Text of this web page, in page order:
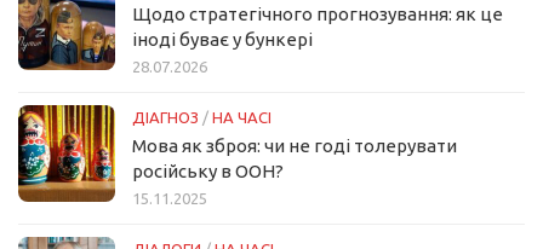
Щодо стратегічного прогнозування: як це
іноді буває у бункері
28.07.2026
ДІАГНОЗ / НА ЧАСІ
Мова як зброя: чи не годі толерувати
російську в ООН?
15.11.2025